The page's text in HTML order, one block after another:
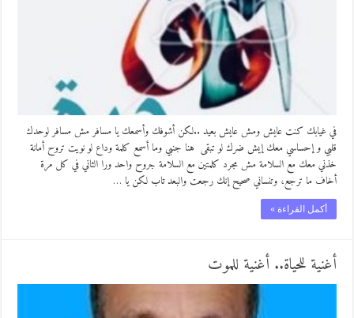
في غيابك كنت عايش ومش عايش بعيد ..لكن أشوفك وأسمعك يا مسافر مش مسافر لوحدك
قلبي و إحساسي معك إيش ضرك لو تبقى هنا جنبي وما أسمع كلمة وداع لو نويت تروح أمانة
خذني معك مع السلامة مش مجرد كلمتين مع السلامة جروح واحد ورا الثاني في كل مرة
أخاف ما ترجع، وتنساني صحيح إنك رجعت والبعد تاب لكن يا …
أكمل القراءة »
أغنية للحياة.. أغنية للموت